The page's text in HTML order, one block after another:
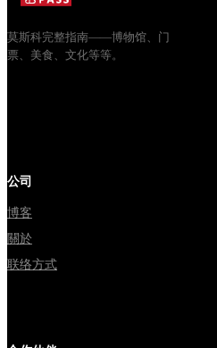
Владими...
莫斯科完整指南——博物馆、门
票、美食、文化等等。
公司
博客
關於
联络方式